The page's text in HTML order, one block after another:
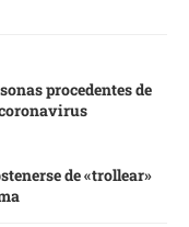
procedentes de
de «trollear»